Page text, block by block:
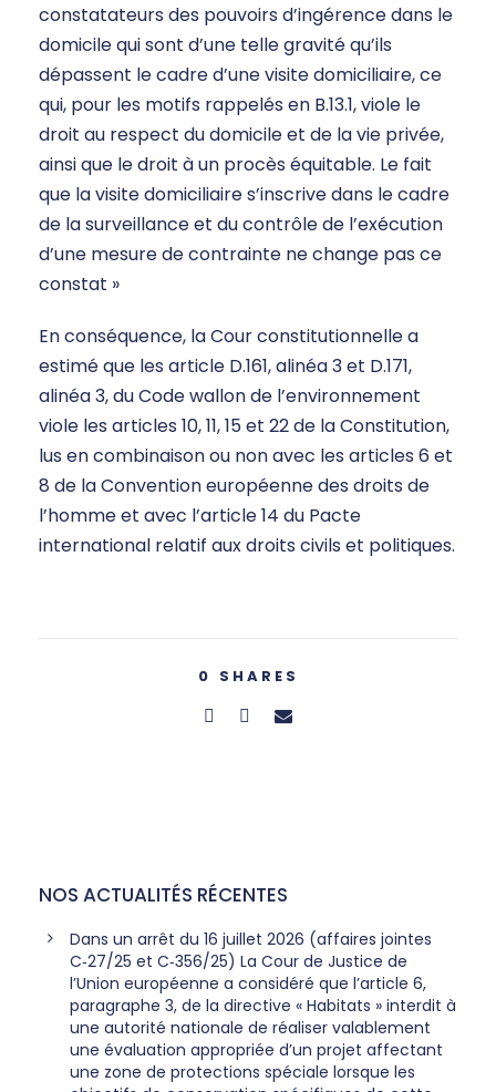
constatateurs des pouvoirs d’ingérence dans le
domicile qui sont d’une telle gravité qu’ils
dépassent le cadre d’une visite domiciliaire, ce
qui, pour les motifs rappelés en B.13.1, viole le
droit au respect du domicile et de la vie privée,
ainsi que le droit à un procès équitable. Le fait
que la visite domiciliaire s’inscrive dans le cadre
de la surveillance et du contrôle de l’exécution
d’une mesure de contrainte ne change pas ce
constat »
En conséquence, la Cour constitutionnelle a
estimé que les article D.161, alinéa 3 et D.171,
alinéa 3, du Code wallon de l’environnement
viole les articles 10, 11, 15 et 22 de la Constitution,
lus en combinaison ou non avec les articles 6 et
8 de la Convention européenne des droits de
l’homme et avec l’article 14 du Pacte
international relatif aux droits civils et politiques.
0 SHARES
NOS ACTUALITÉS RÉCENTES
Dans un arrêt du 16 juillet 2026 (affaires jointes
C‑27/25 et C‑356/25) La Cour de Justice de
l’Union européenne a considéré que l’article 6,
paragraphe 3, de la directive « Habitats » interdit à
une autorité nationale de réaliser valablement
une évaluation appropriée d’un projet affectant
une zone de protections spéciale lorsque les